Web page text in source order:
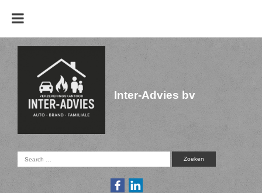
Inter-Advies bv